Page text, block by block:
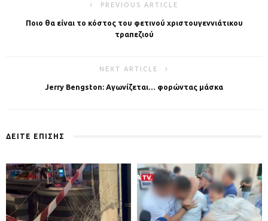
PREVIOUS ARTICLE
Ποιο θα είναι το κόστος του φετινού χριστουγεννιάτικου
τραπεζιού
NEXT ARTICLE
Jerry Bengston: Αγωνίζεται… φορώντας μάσκα
ΔΕΙΤΕ ΕΠΙΣΗΣ